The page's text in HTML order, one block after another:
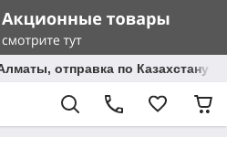
отправка по Казахстану.